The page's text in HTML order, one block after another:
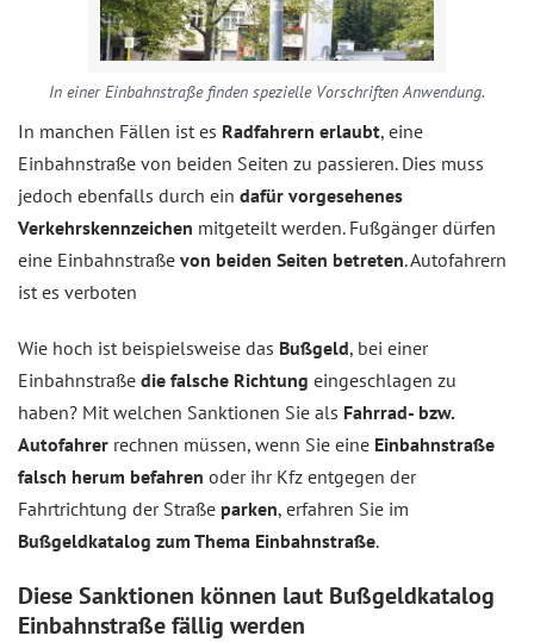
In einer Einbahnstraße finden spezielle Vorschriften Anwendung.
In manchen Fällen ist es Radfahrern erlaubt, eine
Einbahnstraße von beiden Seiten zu passieren. Dies muss
jedoch ebenfalls durch ein dafür vorgesehenes
Verkehrskennzeichen mitgeteilt werden. Fußgänger dürfen
eine Einbahnstraße von beiden Seiten betreten. Autofahrern
ist es verboten
Wie hoch ist beispielsweise das Bußgeld, bei einer
Einbahnstraße die falsche Richtung eingeschlagen zu
haben? Mit welchen Sanktionen Sie als Fahrrad- bzw.
Autofahrer rechnen müssen, wenn Sie eine Einbahnstraße
falsch herum befahren oder ihr Kfz entgegen der
Fahrtrichtung der Straße parken, erfahren Sie im
Bußgeldkatalog zum Thema Einbahnstraße.
Diese Sanktionen können laut Bußgeldkatalog
Einbahnstraße fällig werden